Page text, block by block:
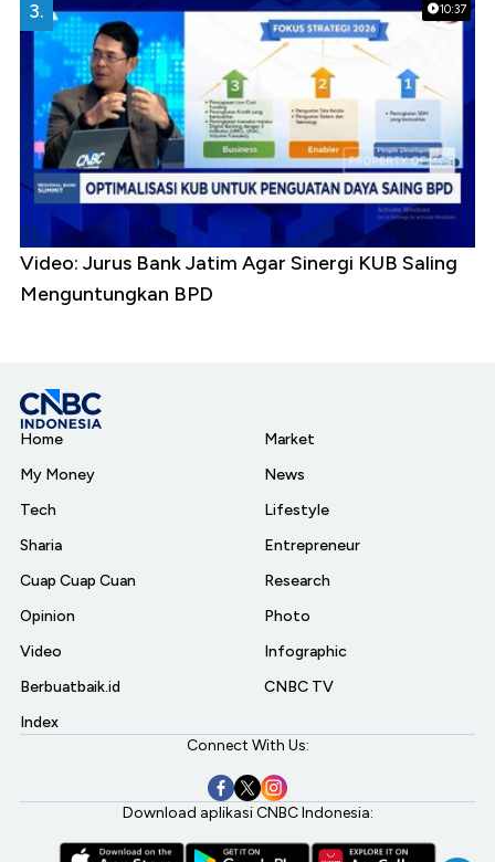
10:37
3.
Video: Jurus Bank Jatim Agar Sinergi KUB Saling
Menguntungkan BPD
Home
My Money
Tech
Sharia
Cuap Cuap Cuan
Opinion
Video
Berbuatbaik.id
Index
Market
News
Lifestyle
Entrepreneur
Research
Photo
Infographic
CNBC TV
Connect With Us:
Download aplikasi CNBC Indonesia: